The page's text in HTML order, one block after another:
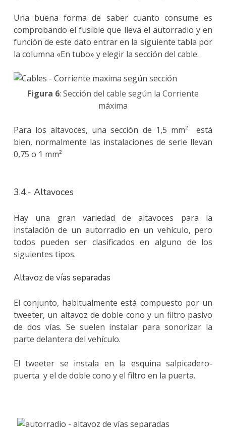
Una buena forma de saber cuanto consume es
comprobando el fusible que lleva el autorradio y en
función de este dato entrar en la siguiente tabla por
la columna «En tubo» y elegir la sección del cable.
Figura 6: Sección del cable según la Corriente
máxima
Para los altavoces, una sección de 1,5 mm² está
bien, normalmente las instalaciones de serie llevan
0,75 o 1 mm²
3.4.- Altavoces
Hay una gran variedad de altavoces para la
instalación de un autorradio en un vehículo, pero
todos pueden ser clasificados en alguno de los
siguientes tipos.
Altavoz de vías separadas
El conjunto, habitualmente está compuesto por un
tweeter, un altavoz de doble cono y un filtro pasivo
de dos vías. Se suelen instalar para sonorizar la
parte delantera del vehículo.
El tweeter se instala en la esquina salpicadero-
puerta y el de doble cono y el filtro en la puerta.